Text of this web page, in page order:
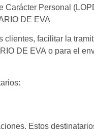
Personal
DE EVA
facilitar la
DE EVA o para el
Estos